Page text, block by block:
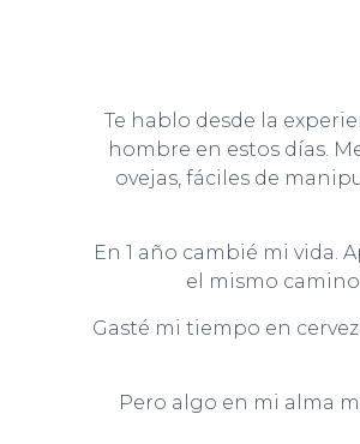
Te hablo desde la
hombre en estos días.
ovejas, fáciles de
En 1 año cambié mi vida.
el mismo
Gasté mi tiempo en
Pero algo en mi alma